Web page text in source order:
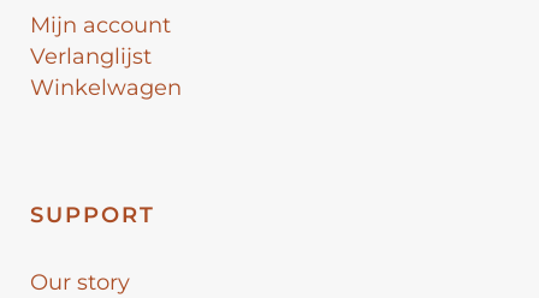
Mijn account
Verlanglijst
Winkelwagen
SUPPORT
Our story